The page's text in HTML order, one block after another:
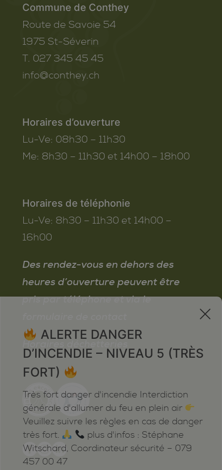
Commune de Conthey
Route de Savoie 54
1975 St-Séverin
T. 027 345 45 45
info@conthey.ch
Horaires d’ouverture
Lu-Ve: 08h30 – 11h30
Me: 8h30 – 11h30 et 14h00 – 18h00
Horaires de téléphonie
Lu-Ve: 8h30 – 11h30 et 14h00 –
16h00
Des rendez-vous en dehors des
heures d’ouverture peuvent être
pris par téléphone et via le
Horaires déchetteries
x
ALERTE DANGER
D’INCENDIE – NIVEAU 5 (TRÈS
FORT)
Très fort danger d'incendie Interdiction
générale d'allumer du feu en plein air
Veuillez suivre les règles en cas de danger
très fort.
plus d'infos : Stéphane
Witschard, Coordinateur sécurité – 079
457 00 47